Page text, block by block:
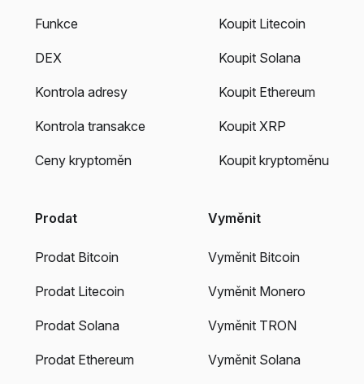
Funkce
DEX
Kontrola adresy
Kontrola transakce
Ceny kryptoměn
Koupit Litecoin
Koupit Solana
Koupit Ethereum
Koupit XRP
Koupit kryptoměnu
Prodat
Prodat Bitcoin
Prodat Litecoin
Prodat Solana
Prodat Ethereum
Vyměnit
Vyměnit Bitcoin
Vyměnit Monero
Vyměnit TRON
Vyměnit Solana